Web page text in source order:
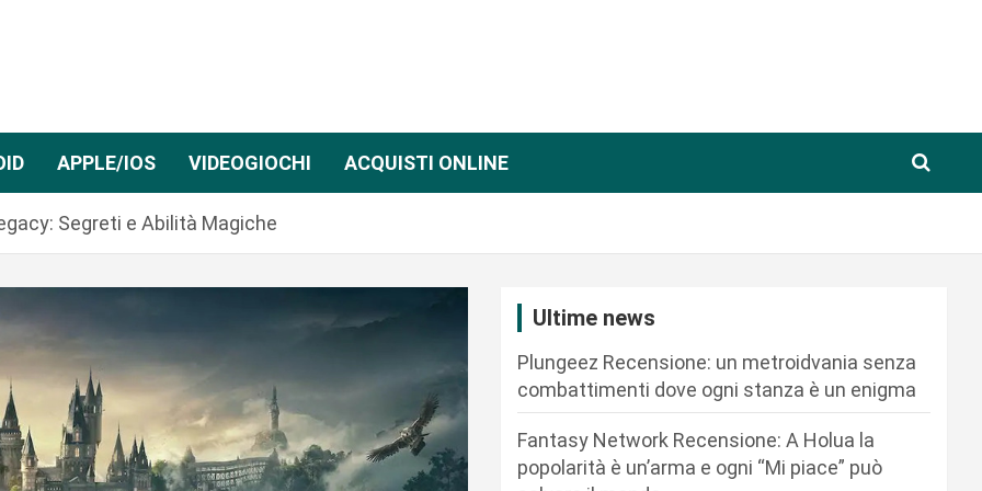
APPLE/IOS VIDEOGIOCHI ACQUISTI ONLINE
Segreti e Abilità Magiche
Ultime news
Plungeez Recensione: un metroidvania senza
combattimenti dove ogni stanza è un enigma
Fantasy Network Recensione: A Holua la
popolarità è un’arma e ogni “Mi piace” può